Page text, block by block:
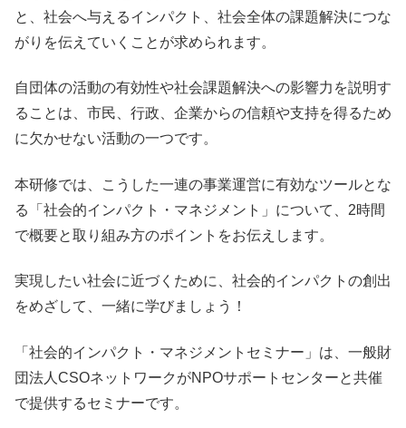
と、社会へ与えるインパクト、社会全体の課題解決につな
がりを伝えていくことが求められます。
自団体の活動の有効性や社会課題解決への影響力を説明す
ることは、市民、行政、企業からの信頼や支持を得るため
に欠かせない活動の一つです。
本研修では、こうした一連の事業運営に有効なツールとな
る「社会的インパクト・マネジメント」について、2時間
で概要と取り組み方のポイントをお伝えします。
実現したい社会に近づくために、社会的インパクトの創出
をめざして、一緒に学びましょう！
「社会的インパクト・マネジメントセミナー」は、一般財
団法人CSOネットワークがNPOサポートセンターと共催
で提供するセミナーです。